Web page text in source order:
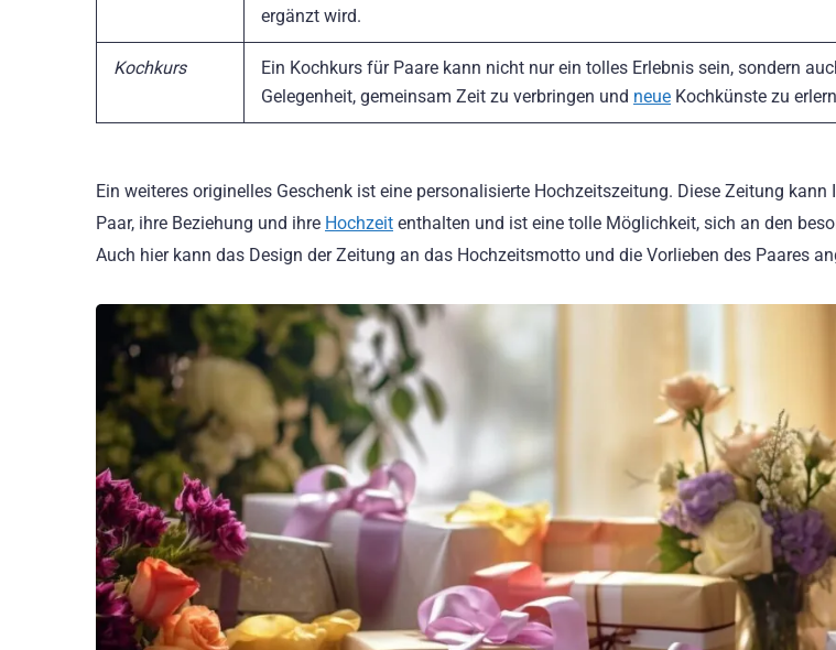
ergänzt wird.
Kochkurs
Ein Kochkurs für Paare kann nicht nur ein tolles Erlebnis sein, sondern
Gelegenheit, gemeinsam Zeit zu verbringen und neue Kochkünste zu
Ein weiteres originelles Geschenk ist eine personalisierte Hochzeitszeitung. Diese Zeitung
Paar, ihre Beziehung und ihre Hochzeit enthalten und ist eine tolle Möglichkeit, sich an den
Auch hier kann das Design der Zeitung an das Hochzeitsmotto und die Vorlieben des Paares